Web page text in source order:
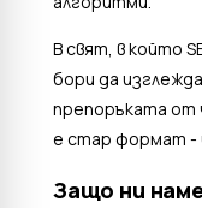
В свят, в който
бори да
препоръката от
е стар формат -
Защо ни